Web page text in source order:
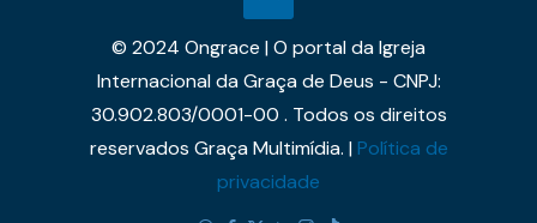
© 2024 Ongrace | O portal da Igreja
Internacional da Graça de Deus - CNPJ:
30.902.803/0001-00 . Todos os direitos
reservados Graça Multimídia. |Política de
privacidade